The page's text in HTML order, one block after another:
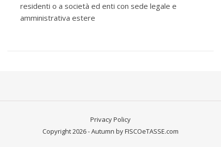
residenti o a società ed enti con sede legale e
amministrativa estere
Privacy Policy
Copyright 2026 - Autumn by FISCOeTASSE.com